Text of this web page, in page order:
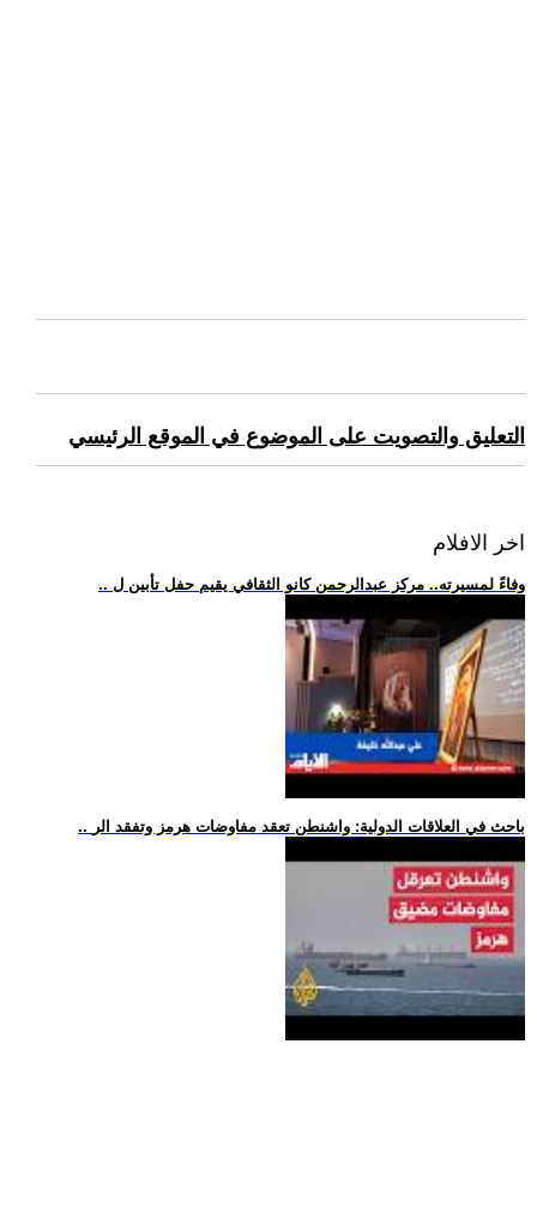
التعليق والتصويت على الموضوع في الموقع الرئيسي
اخر الافلام
.. وفاءً لمسيرته.. مركز عبدالرحمن كانو الثقافي يقيم حفل تأبين ل
.. باحث في العلاقات الدولية: واشنطن تعقد مفاوضات هرمز وتفقد الر